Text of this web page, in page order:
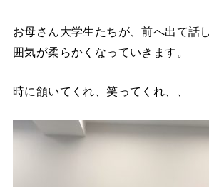
お母さん大学生たちが、前へ出て話
囲気が柔らかくなっていきます。
時に頷いてくれ、笑ってくれ、、